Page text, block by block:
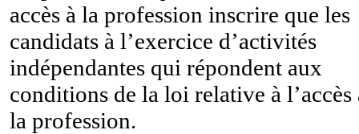
accès à la profession inscrire que les
candidats à l’exercice d’activités
indépendantes qui répondent aux
conditions de la loi relative à l’accès
la profession.